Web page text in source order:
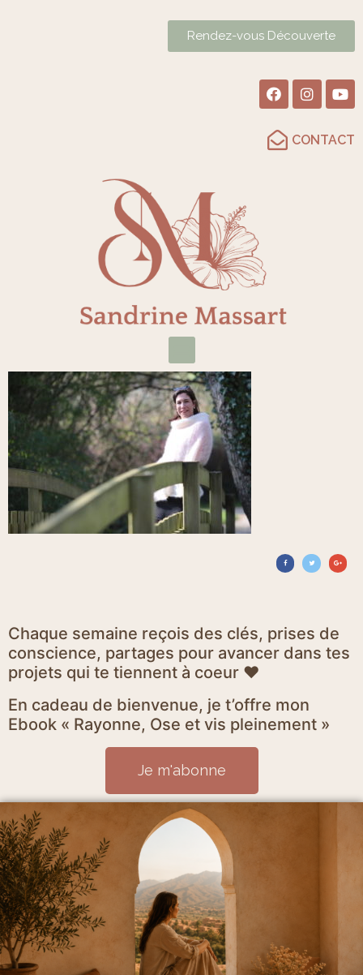
Rendez-vous Découverte
CONTACT
Chaque semaine reçois des clés, prises de
conscience, partages pour avancer dans tes
projets qui te tiennent à coeur ♥
En cadeau de bienvenue, je t’offre mon
Ebook « Rayonne, Ose et vis pleinement »
Je m'abonne
Mentions Légales et politique de confidentialité